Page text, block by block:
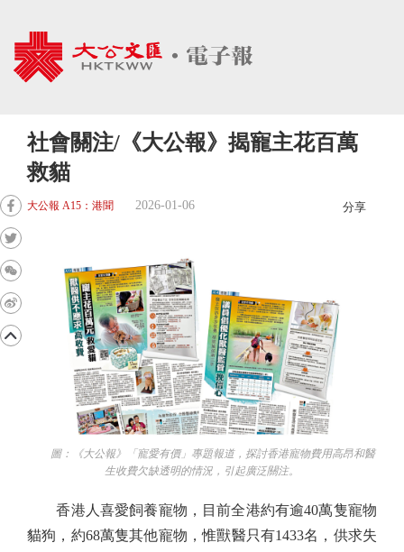
社會關注/《大公報》揭寵主花百萬
救貓
大公報 A15：港聞 2026-01-06 分享
圖：《大公報》「寵愛有價」專題報道，探討香港寵物費用高昂和醫
生收費欠缺透明的情況，引起廣泛關注。
香港人喜愛飼養寵物，目前全港約有逾40萬隻寵物
貓狗，約68萬隻其他寵物，惟獸醫只有1433名，供求失